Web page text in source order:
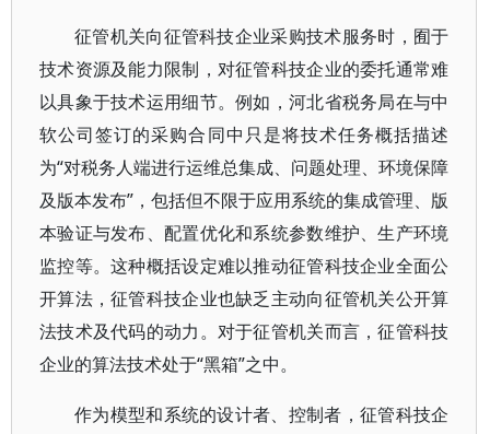
征管机关向征管科技企业采购技术服务时，囿于
技术资源及能力限制，对征管科技企业的委托通常难
以具象于技术运用细节。例如，河北省税务局在与中
软公司签订的采购合同中只是将技术任务概括描述
为“对税务人端进行运维总集成、问题处理、环境保障
及版本发布”，包括但不限于应用系统的集成管理、版
本验证与发布、配置优化和系统参数维护、生产环境
监控等。这种概括设定难以推动征管科技企业全面公
开算法，征管科技企业也缺乏主动向征管机关公开算
法技术及代码的动力。对于征管机关而言，征管科技
企业的算法技术处于“黑箱”之中。
作为模型和系统的设计者、控制者，征管科技企